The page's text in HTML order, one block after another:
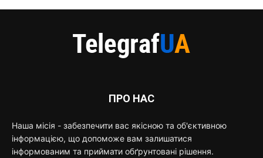
ПРО НАС
Наша місія - забезпечити вас якісною та об'єктивною
інформацією, що допоможе вам залишатися
інформованим та приймати обґрунтовані рішення.